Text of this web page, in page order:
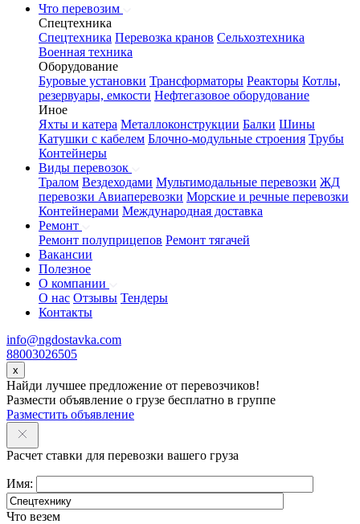
Что перевозим
Спецтехника
Спецтехника Перевозка кранов Сельхозтехника
Военная техника
Оборудование
Буровые установки Трансформаторы Реакторы Котлы,
резервуары, емкости Нефтегазовое оборудование
Иное
Яхты и катера Металлоконструкции Балки Шины
Катушки с кабелем Блочно-модульные строения Трубы
Контейнеры
Виды перевозок
Тралом Вездеходами Мультимодальные перевозки ЖД
перевозки Авиаперевозки Морские и речные перевозки
Контейнерами Международная доставка
Ремонт
Ремонт полуприцепов Ремонт тягачей
Вакансии
Полезное
О компании
О нас Отзывы Тендеры
Контакты
info@ngdostavka.com
88003026505
x
Найди лучшее предложение от перевозчиков!
Размести объявление о грузе бесплатно в группе
Разместить объявление
Расчет ставки для перевозки вашего груза
Имя:
Что везем